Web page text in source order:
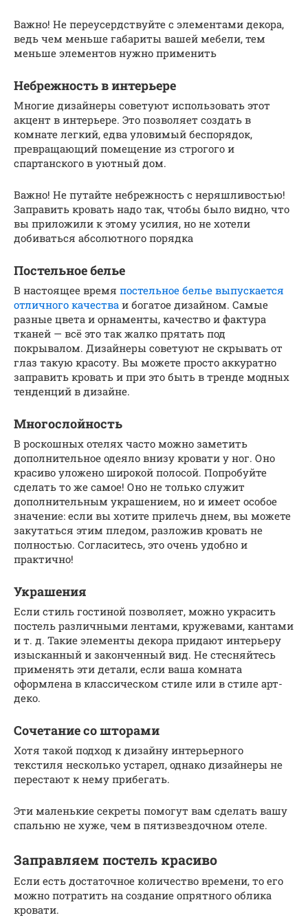
Важно! Не переусердствуйте с элементами декора,
ведь чем меньше габариты вашей мебели, тем
меньше элементов нужно применить
Небрежность в интерьере
Многие дизайнеры советуют использовать этот
акцент в интерьере. Это позволяет создать в
комнате легкий, едва уловимый беспорядок,
превращающий помещение из строгого и
спартанского в уютный дом.
Важно! Не путайте небрежность с неряшливостью!
Заправить кровать надо так, чтобы было видно, что
вы приложили к этому усилия, но не хотели
добиваться абсолютного порядка
Постельное белье
В настоящее время постельное белье выпускается
отличного качества и богатое дизайном. Самые
разные цвета и орнаменты, качество и фактура
тканей — всё это так жалко прятать под
покрывалом. Дизайнеры советуют не скрывать от
глаз такую красоту. Вы можете просто аккуратно
заправить кровать и при это быть в тренде модных
тенденций в дизайне.
Многослойность
В роскошных отелях часто можно заметить
дополнительное одеяло внизу кровати у ног. Оно
красиво уложено широкой полосой. Попробуйте
сделать то же самое! Оно не только служит
дополнительным украшением, но и имеет особое
значение: если вы хотите прилечь днем, вы можете
закутаться этим пледом, разложив кровать не
полностью. Согласитесь, это очень удобно и
практично!
Украшения
Если стиль гостиной позволяет, можно украсить
постель различными лентами, кружевами, кантами
и т. д. Такие элементы декора придают интерьеру
изысканный и законченный вид. Не стесняйтесь
применять эти детали, если ваша комната
оформлена в классическом стиле или в стиле арт-
деко.
Сочетание со шторами
Хотя такой подход к дизайну интерьерного
текстиля несколько устарел, однако дизайнеры не
перестают к нему прибегать.
Эти маленькие секреты помогут вам сделать вашу
спальню не хуже, чем в пятизвездочном отеле.
Заправляем постель красиво
Если есть достаточное количество времени, то его
можно потратить на создание опрятного облика
кровати.